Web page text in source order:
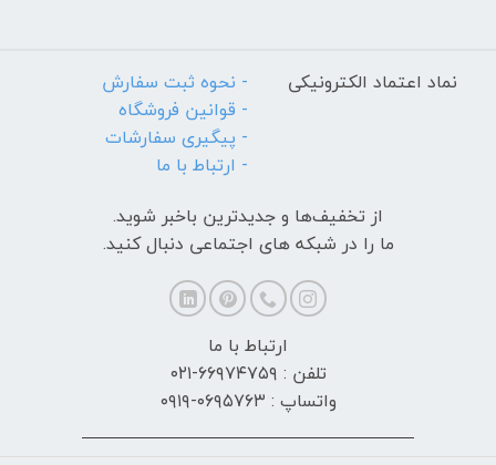
نماد اعتماد الکترونیکی
- نحوه ثبت سفارش
- قوانین فروشگاه
- پیگیری سفارشات
- ارتباط با ما
از تخفیف‌ها و جدیدترین‌ باخبر شوید.
ما را در شبکه های اجتماعی دنبال کنید.
ارتباط با ما
تلفن : ۶۶۹۷۴۷۵۹-۰۲۱
واتساپ : ۰۶۹۵۷۶۳-۰۹۱۹